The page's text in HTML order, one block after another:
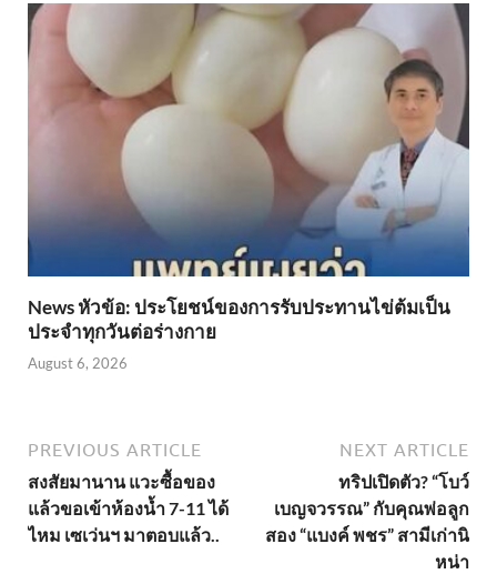
News หัวข้อ: ประโยชน์ของการรับประทานไข่ต้มเป็น
ประจำทุกวันต่อร่างกาย
August 6, 2026
PREVIOUS ARTICLE
สงสัยมานาน แวะซื้อของ
แล้วขอเข้าห้องน้ำ 7-11 ได้
ไหม เซเว่นฯ มาตอบแล้ว..
NEXT ARTICLE
ทริปเปิดตัว? “โบว์
เบญจวรรณ” กับคุณพ่อลูก
สอง “แบงค์ พชร” สามีเก่านิ
หน่า